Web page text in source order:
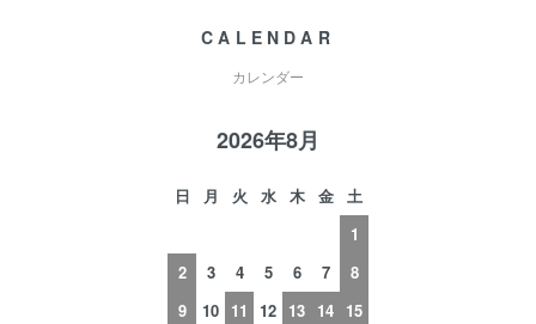
CALENDAR
カレンダー
2026年8月
日 月 火 水 木 金
土
1
2
3 4 5 6 7
8
9
10 11 12 13 14 15